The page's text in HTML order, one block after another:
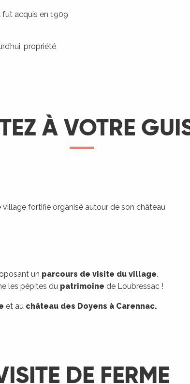
fut acquis en 1909
propriété
À VOTRE
fortifié organisé autour de son château
un parcours de visite du village.
les pépites du patrimoine de Loubressac !
et au château des Doyens à Carennac.
DE FERME